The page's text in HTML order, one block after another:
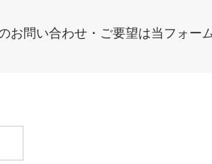
お問い合わせ・ご要望は当フォー